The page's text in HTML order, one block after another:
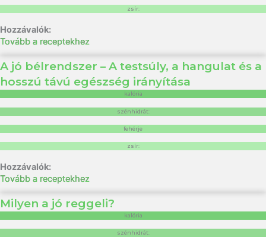
zsír:
Tovább a receptekhez
A jó bélrendszer – A testsúly, a hangulat és a
hosszú távú egészség irányítása
kalória
szénhidrát:
fehérje
zsír:
Tovább a receptekhez
Milyen a jó reggeli?
kalória
szénhidrát: